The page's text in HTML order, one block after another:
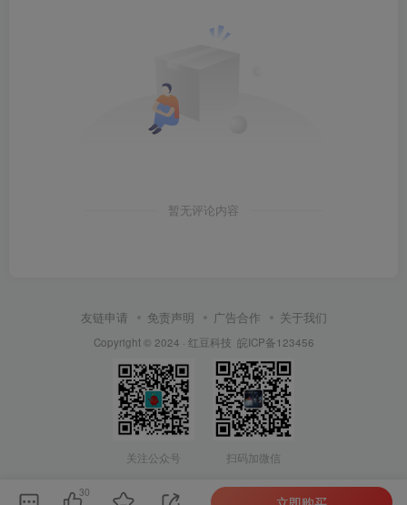
暂无评论内容
友链申请 免责声明 广告合作 关于我们
Copyright © 2024 · 红豆科技 皖ICP备123456
关注公众号 扫码加微信
30